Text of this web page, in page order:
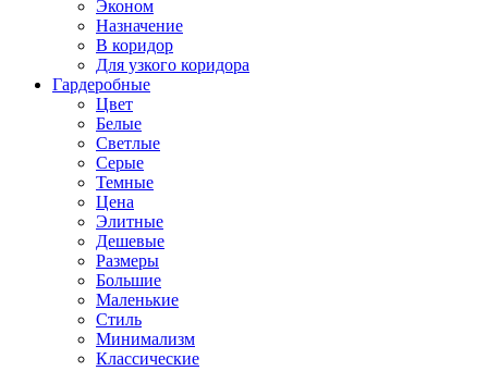
Эконом
Назначение
В коридор
Для узкого коридора
Гардеробные
Цвет
Белые
Светлые
Серые
Темные
Цена
Элитные
Дешевые
Размеры
Большие
Маленькие
Стиль
Минимализм
Классические